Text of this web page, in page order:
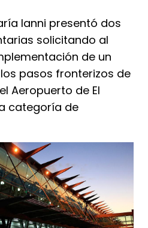
Ianni presentó dos
solicitando al
de un
pasos fronterizos de
Aeropuerto de El
categoría de